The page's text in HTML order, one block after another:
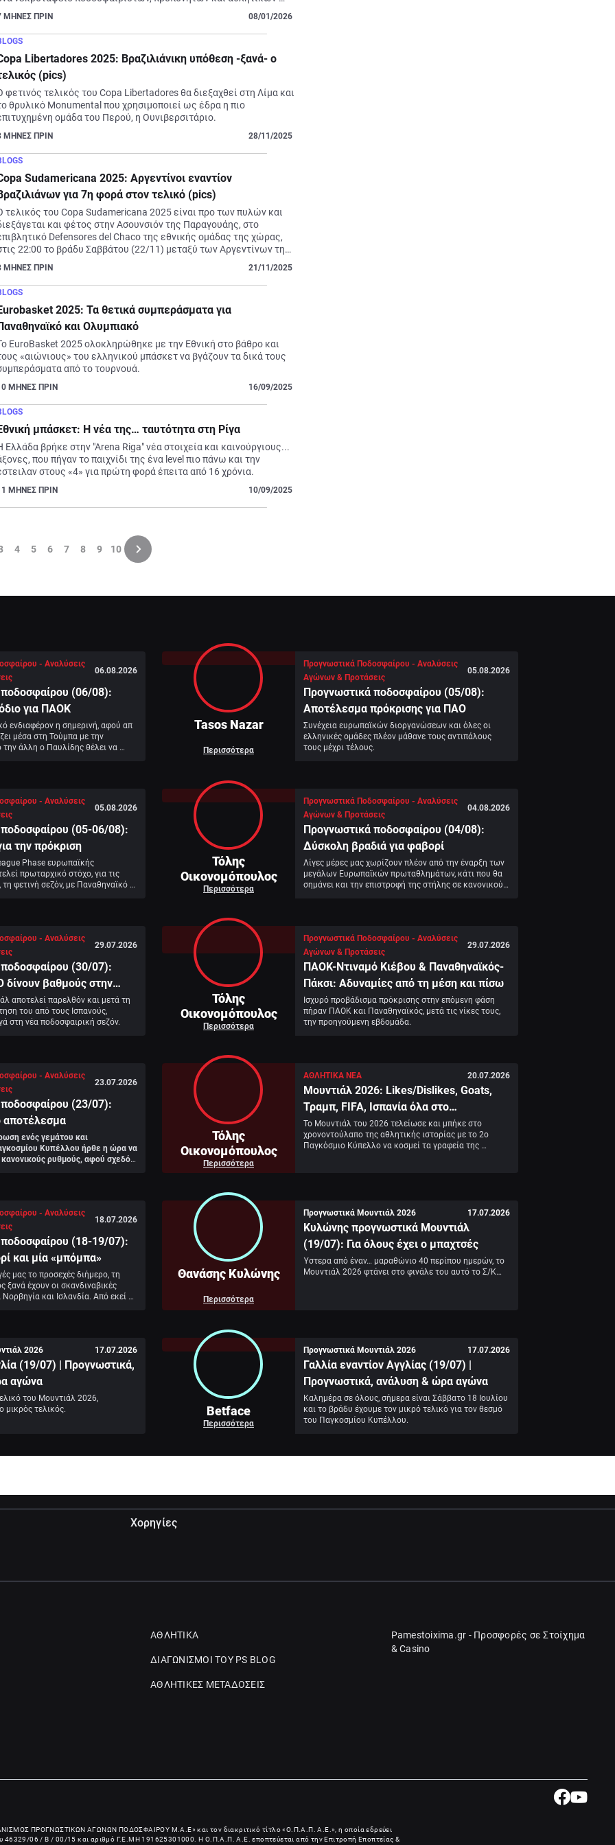
ΜΗΝΕΣ ΠΡΙΝ 08/01/2026
Libertadores 2025: Βραζιλιάνικη υπόθεση -ξανά- ο
(pics)
φετινός τελικός του Copa Libertadores θα διεξαχθεί στη Λίμα και
θρυλικό Monumental που χρησιμοποιεί ως έδρα η πιο
ομάδα του Περού, η Ουνιβερσιτάριο.
ΜΗΝΕΣ ΠΡΙΝ 28/11/2025
Sudamericana 2025: Αργεντίνοι εναντίον
για 7η φορά στον τελικό (pics)
τελικός του Copa Sudamericana 2025 είναι προ των πυλών και
και φέτος στην Ασουνσιόν της Παραγουάης, στο
Defensores del Chaco της εθνικής ομάδας της χώρας,
22:00 το βράδυ Σαββάτου (22/11) μεταξύ των Αργεντίνων της
ΜΗΝΕΣ ΠΡΙΝ 21/11/2025
2025: Τα θετικά συμπεράσματα για
και Ολυμπιακό
EuroBasket 2025 ολοκληρώθηκε με την Εθνική στο βάθρο και
«αιώνιους» του ελληνικού μπάσκετ να βγάζουν τα δικά τους
από το τουρνουά.
ΜΗΝΕΣ ΠΡΙΝ 16/09/2025
μπάσκετ: Η νέα της… ταυτότητα στη Ρίγα
Ελλάδα βρήκε στην "Arena Riga" νέα στοιχεία και καινούργιους...
που πήγαν το παιχνίδι της ένα level πιο πάνω και την
στους «4» για πρώτη φορά έπειτα από 16 χρόνια.
ΜΗΝΕΣ ΠΡΙΝ 10/09/2025
4 5 6 7 8 9 10
- Αναλύσεις
06.08.2026
(06/08):
για ΠΑΟΚ
ενδιαφέρον η σημερινή, αφού απ
μέσα στη Τούμπα με την
την άλλη ο Παυλίδης θέλει να
Tasos Nazar
Περισσότερα
Προγνωστικά Ποδοσφαίρου - Αναλύσεις
Αγώνων & Προτάσεις
05.08.2026
Προγνωστικά ποδοσφαίρου (05/08):
Αποτέλεσμα πρόκρισης για ΠΑΟ
Συνέχεια ευρωπαϊκών διοργανώσεων και όλες οι
ελληνικές ομάδες πλέον μάθανε τους αντιπάλους
τους μέχρι τέλους.
- Αναλύσεις
05.08.2026
(05-06/08):
την πρόκριση
Phase ευρωπαϊκής
πρωταρχικό στόχο, για τις
φετινή σεζόν, με Παναθηναϊκό
Τόλης
Οικονομόπουλος
Περισσότερα
Προγνωστικά Ποδοσφαίρου - Αναλύσεις
Αγώνων & Προτάσεις
04.08.2026
Προγνωστικά ποδοσφαίρου (04/08):
Δύσκολη βραδιά για φαβορί
Λίγες μέρες μας χωρίζουν πλέον από την έναρξη των
μεγάλων Ευρωπαϊκών πρωταθλημάτων, κάτι που θα
σημάνει και την επιστροφή της στήλης σε κανονικούς
- Αναλύσεις
29.07.2026
(30/07):
βαθμούς στην
αποτελεί παρελθόν και μετά τη
του από τους Ισπανούς,
στη νέα ποδοσφαιρική σεζόν.
Τόλης
Οικονομόπουλος
Περισσότερα
Προγνωστικά Ποδοσφαίρου - Αναλύσεις
Αγώνων & Προτάσεις
29.07.2026
ΠΑΟΚ-Ντιναμό Κιέβου & Παναθηναϊκός-
Πάκσι: Αδυναμίες από τη μέση και πίσω
Ισχυρό προβάδισμα πρόκρισης στην επόμενη φάση
πήραν ΠΑΟΚ και Παναθηναϊκός, μετά τις νίκες τους,
την προηγούμενη εβδομάδα.
- Αναλύσεις
23.07.2026
(23/07):
αποτέλεσμα
ενός γεμάτου και
Κυπέλλου ήρθε η ώρα να
ρυθμούς, αφού σχεδόν
Τόλης
Οικονομόπουλος
Περισσότερα
ΑΘΛΗΤΙΚΑ ΝΕΑ 20.07.2026
Μουντιάλ 2026: Likes/Dislikes, Goats,
Τραμπ, FIFA, Ισπανία όλα στο
μικροσκόπιο στο απόλυτο review
Το Μουντιάλ του 2026 τελείωσε και μπήκε στο
χρονοντούλαπο της αθλητικής ιστορίας με το 2ο
Παγκόσμιο Κύπελλο να κοσμεί τα γραφεία της
- Αναλύσεις
18.07.2026
(18-19/07):
και μία «μπόμπα»
μας το προσεχές διήμερο, τη
ξανά έχουν οι σκανδιναβικές
Νορβηγία και Ισλανδία. Από εκεί
Θανάσης Κυλώνης
Περισσότερα
Προγνωστικά Μουντιάλ 2026 17.07.2026
Κυλώνης προγνωστικά Μουντιάλ
(19/07): Για όλους έχει ο μπαχτσές
Ύστερα από έναν… μαραθώνιο 40 περίπου ημερών, το
Μουντιάλ 2026 φτάνει στο φινάλε του αυτό το Σ/Κ…
2026 17.07.2026
(19/07) | Προγνωστικά,
αγώνα
του Μουντιάλ 2026,
μικρός τελικός.
Betface
Περισσότερα
Προγνωστικά Μουντιάλ 2026 17.07.2026
Γαλλία εναντίον Αγγλίας (19/07) |
Προγνωστικά, ανάλυση & ώρα αγώνα
Καλημέρα σε όλους, σήμερα είναι Σάββατο 18 Ιουλίου
και το βράδυ έχουμε τον μικρό τελικό για τον θεσμό
του Παγκοσμίου Κυπέλλου.
Χορηγίες
ΑΘΛΗΤΙΚΑ
ΔΙΑΓΩΝΙΣΜΟΙ ΤΟΥ PS BLOG
ΑΘΛΗΤΙΚΕΣ ΜΕΤΑΔΟΣΕΙΣ
Pamestoixima.gr - Προσφορές σε Στοίχημα
& Casino
ΠΡΟΓΝΩΣΤΙΚΩΝ ΑΓΩΝΩΝ ΠΟΔΟΣΦΑΙΡΟΥ Μ.Α.Ε» και τον διακριτικό τίτλο «Ο.Π.Α.Π. Α.Ε.», η οποία εδρεύει
46329/06 / B / 00/15 και αριθμό Γ.Ε.ΜΗ191625301000 . Η Ο.Π.Α.Π. Α.Ε. εποπτεύεται από την Επιτροπή Εποπτείας &